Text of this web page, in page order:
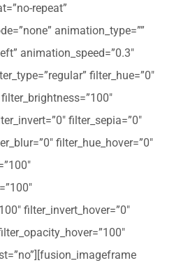
repeat”
animation_type=””
animation_speed=”0.3″
filter_hue=”0″
filter_sepia=”0″
filter_hue_hover=”0″
filter_invert_hover=”0″